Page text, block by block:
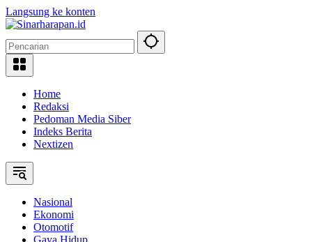
Langsung ke konten
Home
Redaksi
Pedoman Media Siber
Indeks Berita
Nextizen
Nasional
Ekonomi
Otomotif
Gaya Hidup